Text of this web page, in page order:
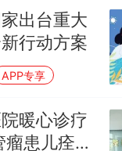
出台重大
行动方案
APP专享
暖心诊疗
患儿痊愈